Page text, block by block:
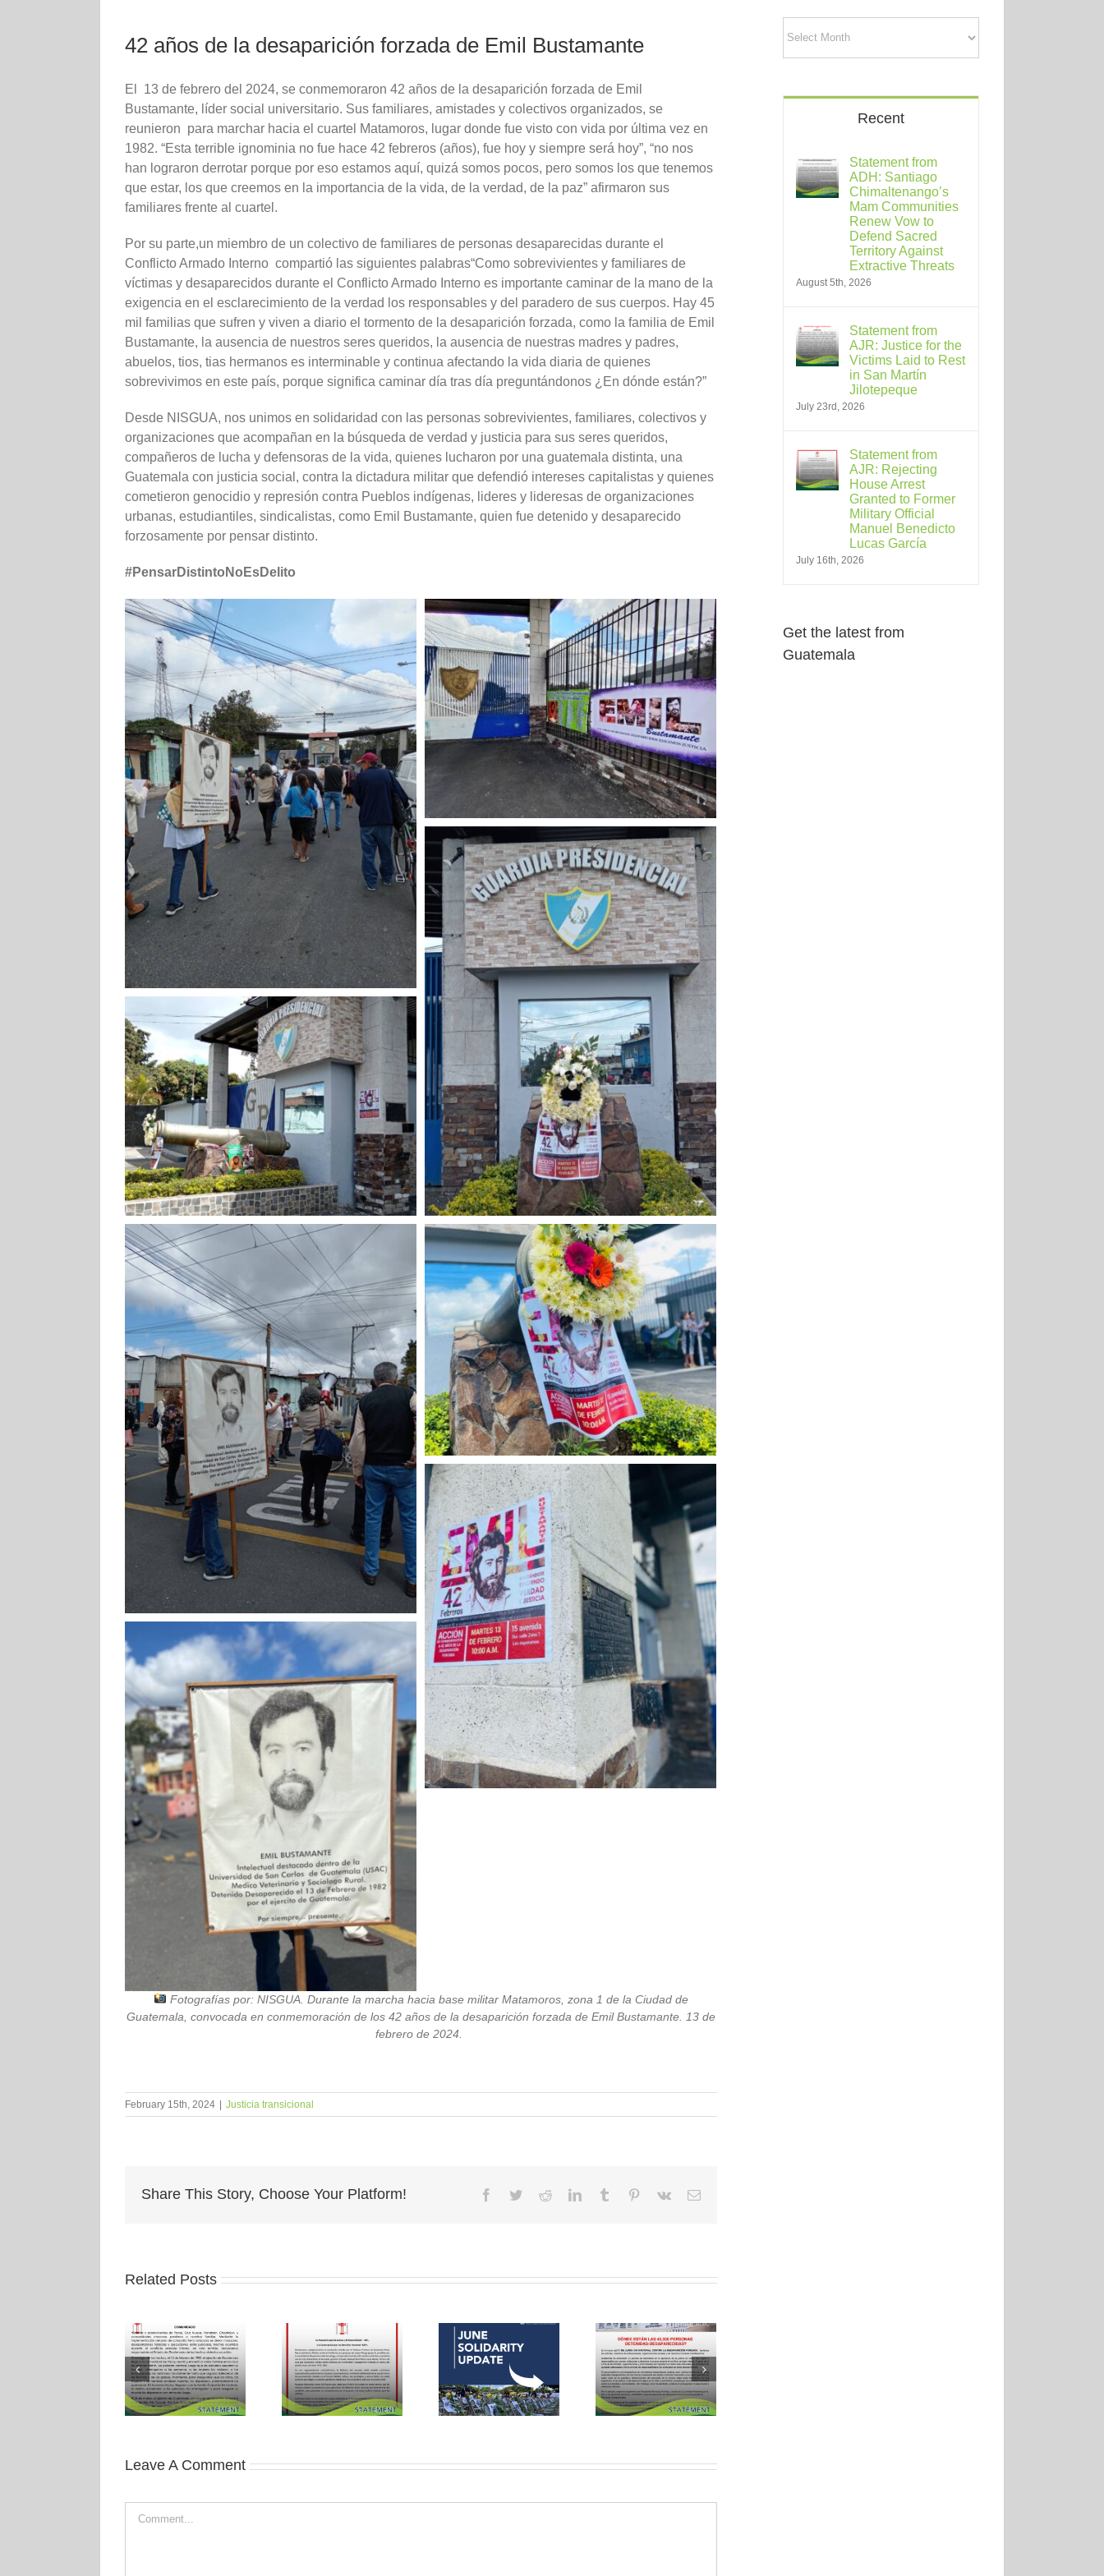
42 años de la desaparición forzada de Emil Bustamante
El 13 de febrero del 2024, se conmemoraron 42 años de la desaparición forzada de Emil
Bustamante, líder social universitario. Sus familiares, amistades y colectivos organizados, se
reunieron para marchar hacia el cuartel Matamoros, lugar donde fue visto con vida por última vez en
1982. “Esta terrible ignominia no fue hace 42 febreros (años), fue hoy y siempre será hoy”, “no nos
han lograron derrotar porque por eso estamos aquí, quizá somos pocos, pero somos los que tenemos
que estar, los que creemos en la importancia de la vida, de la verdad, de la paz” afirmaron sus
familiares frente al cuartel.
Por su parte,un miembro de un colectivo de familiares de personas desaparecidas durante el
Conflicto Armado Interno compartió las siguientes palabras“Como sobrevivientes y familiares de
víctimas y desaparecidos durante el Conflicto Armado Interno es importante caminar de la mano de la
exigencia en el esclarecimiento de la verdad los responsables y del paradero de sus cuerpos. Hay 45
mil familias que sufren y viven a diario el tormento de la desaparición forzada, como la familia de Emil
Bustamante, la ausencia de nuestros seres queridos, la ausencia de nuestras madres y padres,
abuelos, tios, tias hermanos es interminable y continua afectando la vida diaria de quienes
sobrevivimos en este país, porque significa caminar día tras día preguntándonos ¿En dónde están?”
Desde NISGUA, nos unimos en solidaridad con las personas sobrevivientes, familiares, colectivos y
organizaciones que acompañan en la búsqueda de verdad y justicia para sus seres queridos,
compañeros de lucha y defensoras de la vida, quienes lucharon por una guatemala distinta, una
Guatemala con justicia social, contra la dictadura militar que defendió intereses capitalistas y quienes
cometieron genocidio y represión contra Pueblos indígenas, lideres y lideresas de organizaciones
urbanas, estudiantiles, sindicalistas, como Emil Bustamante, quien fue detenido y desaparecido
forzosamente por pensar distinto.
#PensarDistintoNoEsDelito
Fotografías por: NISGUA. Durante la marcha hacia base militar Matamoros, zona 1 de la Ciudad de
Guatemala, convocada en conmemoración de los 42 años de la desaparición forzada de Emil Bustamante. 13 de
febrero de 2024.
February 15th, 2024 | Justicia transicional
Share This Story, Choose Your Platform! Facebook
TwitterRedditLinkedInTumblr Pinterest
Vk Email
Related Posts
Leave A Comment
Recent
Statement from
ADH: Santiago
Chimaltenango’s
Mam Communities
Renew Vow to
Defend Sacred
Territory Against
Extractive Threats
August 5th, 2026
Statement from
AJR: Justice for the
Victims Laid to Rest
in San Martín
Jilotepeque
July 23rd, 2026
Statement from
AJR: Rejecting
House Arrest
Granted to Former
Military Official
Manuel Benedicto
Lucas García
July 16th, 2026
Get the latest from
Guatemala